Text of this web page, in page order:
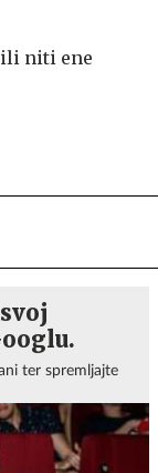
niti ene
ter spremljajte